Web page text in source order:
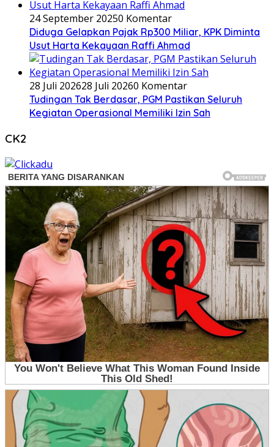
24 September 20250 Komentar
Diduga Gelapkan Pajak Rp300 Miliar, KPK Diminta
Usut Harta Kekayaan Raffi Ahmad
28 Juli 202628 Juli 20260 Komentar
Tudingan Tak Berdasar, PGM Pastikan Seluruh
Kegiatan Operasional Memiliki Izin Sah
CK2